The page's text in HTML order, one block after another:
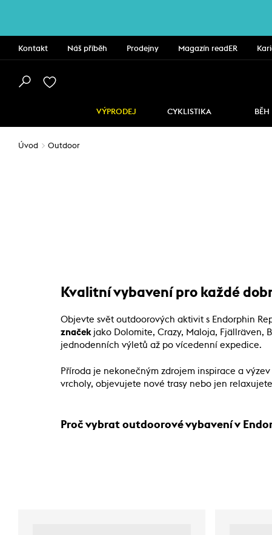
Kontakt Náš příběh Prodejny Magazín readER
VÝPRODEJ CYKLISTIKA BĚH
Úvod Outdoor
Kvalitní vybavení pro každé
Objevte svět outdoorových aktivit s Endorphin
značek jako Dolomite, Crazy, Maloja, Fjällräven,
jednodenních výletů až po vícedenní expedice.
Příroda je nekonečným zdrojem inspirace a výzev
vrcholy, objevujete nové trasy nebo jen
Proč vybrat outdoorové vybavení v